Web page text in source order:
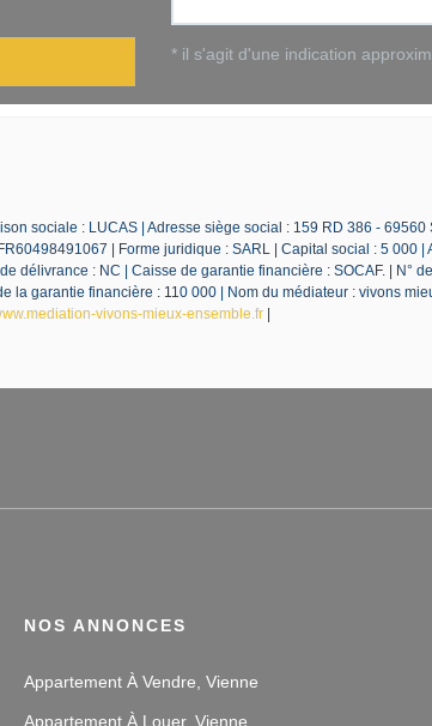
sociale : LUCAS | Adresse siège social : 159 RD 386 - 69560
| Forme juridique : SARL | Capital social : 5 000 |
délivrance : NC | Caisse de garantie financière : SOCAF. | N°
la garantie financière : 110 000 | Nom du médiateur : vivons
vivons-mieux-ensemble.fr |
NOS ANNONCES
Appartement À Vendre, Vienne
Appartement À Louer, Vienne